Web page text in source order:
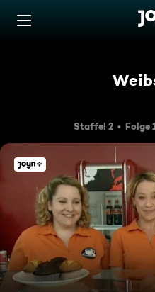
Zum Inhalt springen
Staffel 2 Folge